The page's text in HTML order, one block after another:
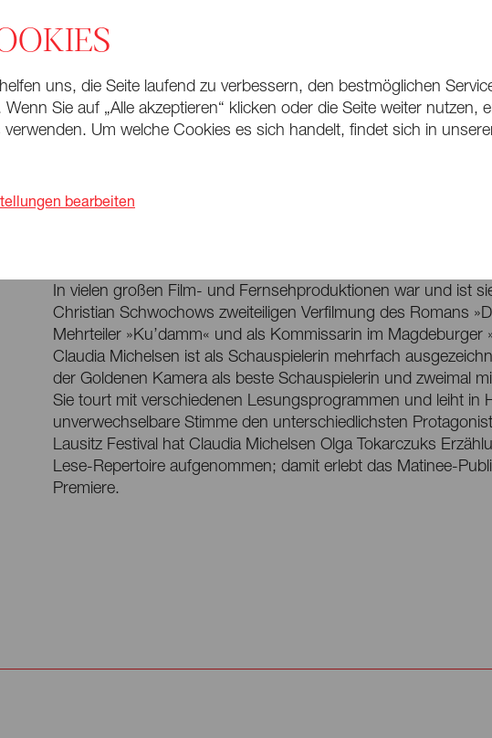
Claudia Michelsen
Claudia Michelsen, in Dresden geboren, studierte Schauspiel
der Berliner Volksbühne, am Deutschen Theater und an der
In vielen großen Film- und Fernsehproduktionen war und ist
Christian Schwochows zweiteiligen Verfilmung des Romans
Mehrteiler »Ku’damm« und als Kommissarin im Magdeburger
Claudia Michelsen ist als Schauspielerin mehrfach
der Goldenen Kamera als beste Schauspielerin und zweimal
Sie tourt mit verschiedenen Lesungsprogrammen und leiht in
unverwechselbare Stimme den unterschiedlichsten
Lausitz Festival hat Claudia Michelsen Olga Tokarczuks
Lese-Repertoire aufgenommen; damit erlebt das Matinee-
Premiere.
uns, die Seite laufend zu verbessern, den bestmöglichen
Sie auf „Alle akzeptieren“ klicken oder die Seite weiter nutzen,
Um welche Cookies es sich handelt, findet sich in
bearbeiten